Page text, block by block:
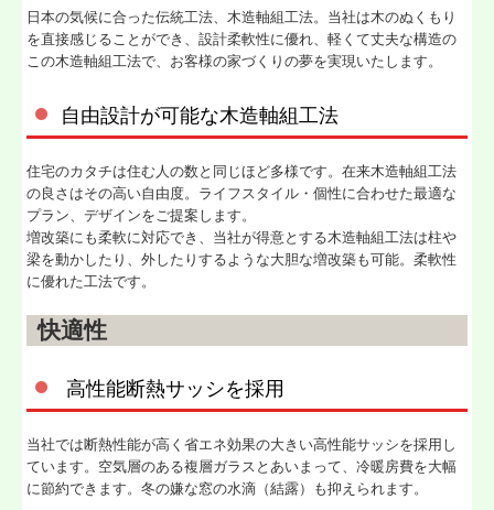
日本の気候に合った伝統工法、木造軸組工法。当社は木のぬくもり
を直接感じることができ、設計柔軟性に優れ、軽くて丈夫な構造の
この木造軸組工法で、お客様の家づくりの夢を実現いたします。
自由設計が可能な木造軸組工法
住宅のカタチは住む人の数と同じほど多様です。在来木造軸組工法
の良さはその高い自由度。ライフスタイル・個性に合わせた最適な
プラン、デザインをご提案します。
増改築にも柔軟に対応でき、当社が得意とする木造軸組工法は柱や
梁を動かしたり、外したりするような大胆な増改築も可能。柔軟性
に優れた工法です。
快適性
高性能断熱サッシを採用
当社では断熱性能が高く省エネ効果の大きい高性能サッシを採用し
ています。空気層のある複層ガラスとあいまって、冷暖房費を大幅
に節約できます。冬の嫌な窓の水滴（結露）も抑えられます。